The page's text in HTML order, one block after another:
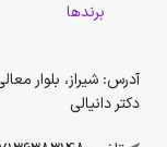
به طور کلی،
و … است.
برندها
آدرس: شیراز، بلوار
دکتر دانیالی